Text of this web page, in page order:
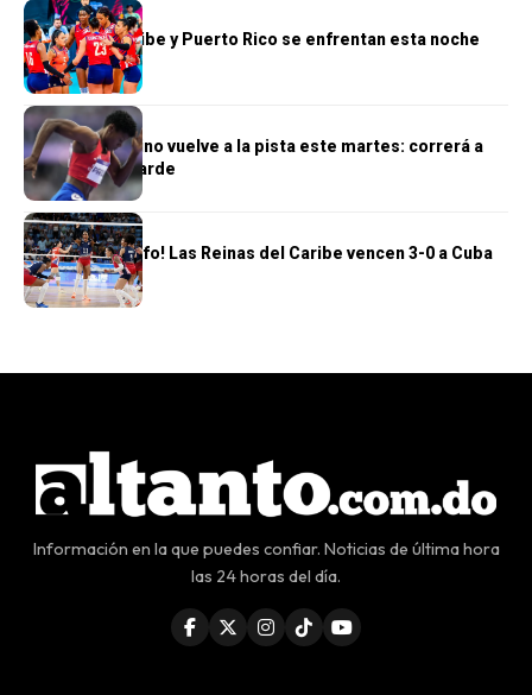
DEPORTES
Reinas del Caribe y Puerto Rico se enfrentan esta noche
DEPORTES
Marileidy Paulino vuelve a la pista este martes: correrá a
las 6:30 de la tarde
DEPORTES
¡Segundo triunfo! Las Reinas del Caribe vencen 3-0 a Cuba
Información en la que puedes confiar. Noticias de última hora
las 24 horas del día.